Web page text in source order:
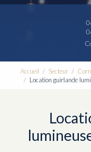
Accueil Secteur
Location guirlande